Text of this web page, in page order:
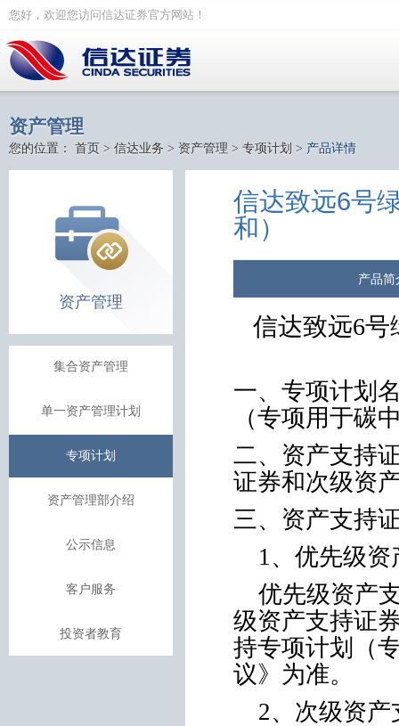
您好，欢迎您访问信达证券官方网站！
资产管理
您的位置： 首页 > 信达业务 > 资产管理 > 专项计划 > 产品详情
资产管理
集合资产管理
单一资产管理计划
专项计划
资产管理部介绍
公示信息
客户服务
投资者教育
信达致远6号
和）
产品简
信达致远6号
一、专项计划
（专项用于碳
二、资产支持
证券和次级资
三、资产支持
1、优先级
优先级资产
级资产支持证
持专项计划（
议》为准。
2、次级资